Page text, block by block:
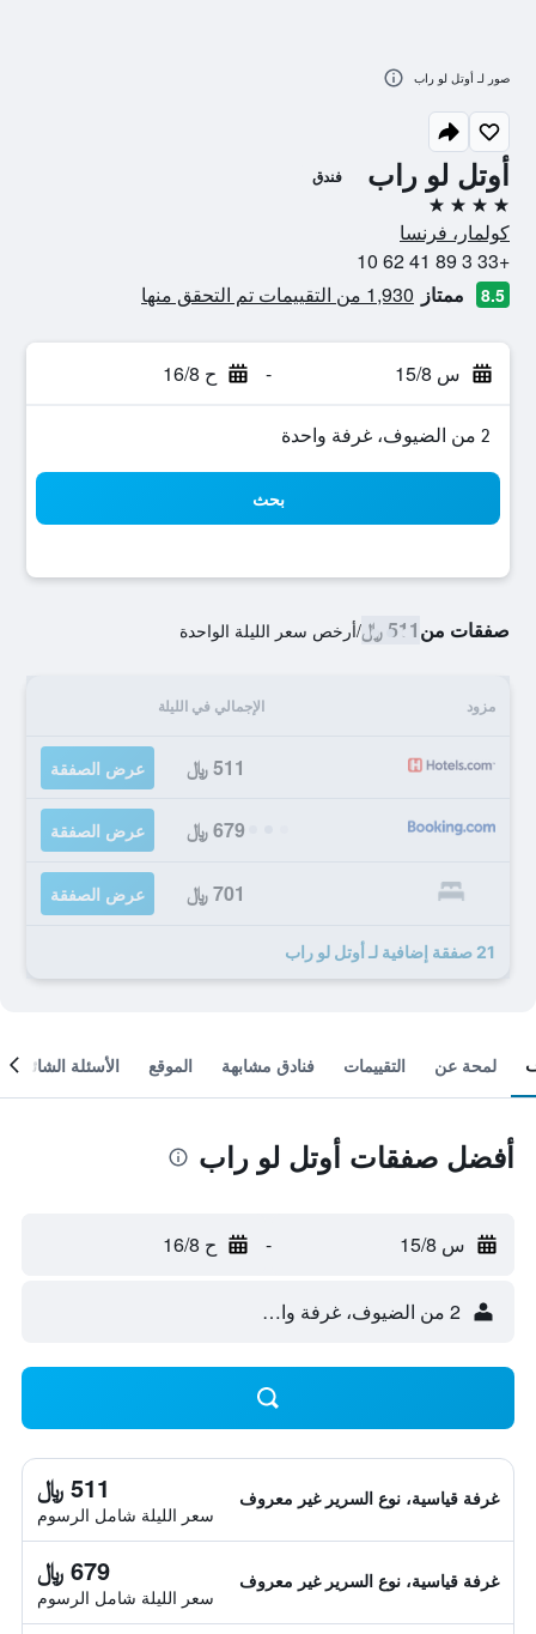
أوتل لو راب فندق
4 نجوم
كولمار، فرنسا
+33 3 89 41 62 10
8.5 ممتاز 1,930 من التقييمات تم التحقق منها
س 15/8 - ح 16/8
2 من الضيوف، غرفة واحدة
بحث
صفقات من511 ﷼ /أرخص سعر الليلة الواحدة
مزود الإجمالي في الليلة
511 ﷼ عرض الصفقة
679 ﷼ عرض الصفقة
701 ﷼ عرض الصفقة
21 صفقة إضافية لـ أوتل لو راب
صور لـ أوتل لو راب
لمحة عن التقييمات فنادق مشابهة الموقع الأسئلة الشائعة
أفضل صفقات أوتل لو راب
س 15/8 - ح 16/8
2 من الضيوف، غرفة واحدة
غرفة قياسية، نوع السرير غير معروف 511 ﷼
سعر الليلة شامل الرسوم
غرفة قياسية، نوع السرير غير معروف 679 ﷼
سعر الليلة شامل الرسوم